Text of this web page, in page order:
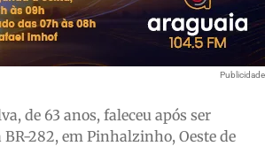
Publicidade
de 63 anos, faleceu após ser
282, em Pinhalzinho, Oeste de